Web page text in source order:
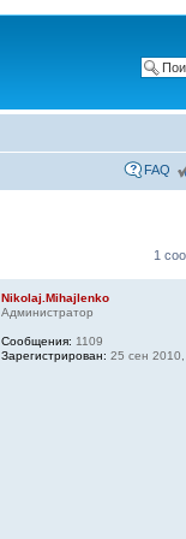
FAQ
1
Nikolaj.Mihajlenko
Администратор
Сообщения: 1109
Зарегистрирован: 25 сен